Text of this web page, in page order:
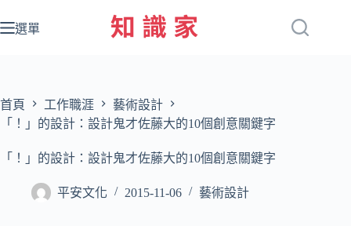
至
容
選單
首頁 工作職涯
藝術設計
「！」的設計：設計鬼才佐藤大的10個創意關鍵字
「！」的設計：設計鬼才佐藤大的10個創意關鍵字
平安文化 2015-11-06 藝術設計